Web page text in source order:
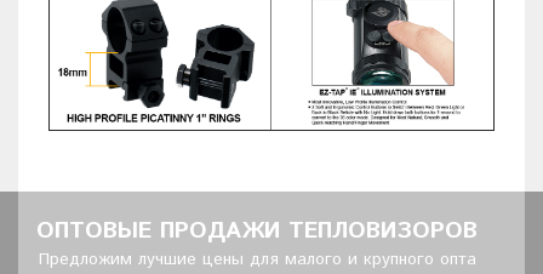
ОПТОВЫЕ ПРОДАЖИ ТЕПЛОВИЗОРОВ
Предложим лучшие цены для малого и крупного опта